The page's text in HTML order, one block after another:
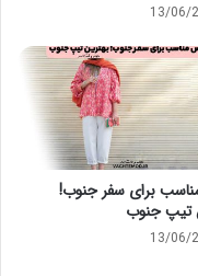
13/06/
برای سفر جنوب!
تیپ جنوب
13/06/